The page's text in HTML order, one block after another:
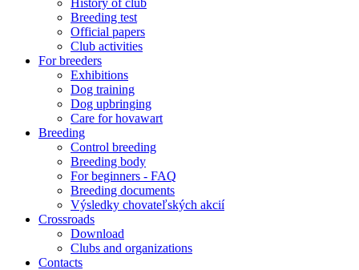
History of club
Breeding test
Official papers
Club activities
For breeders
Exhibitions
Dog training
Dog upbringing
Care for hovawart
Breeding
Control breeding
Breeding body
For beginners - FAQ
Breeding documents
Výsledky chovateľských akcií
Crossroads
Download
Clubs and organizations
Contacts